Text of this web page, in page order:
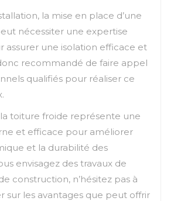
la mise en place d’une
nécessiter une expertise
assurer une isolation efficace et
recommandé de faire appel
qualifiés pour réaliser ce
toiture froide représente une
et efficace pour améliorer
et la durabilité des
envisagez des travaux de
construction, n’hésitez pas à
sur les avantages que peut offrir